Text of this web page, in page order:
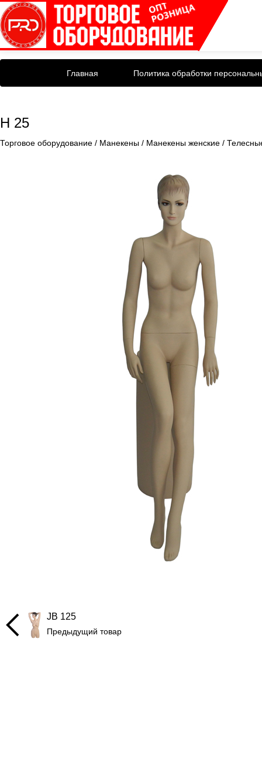
Главная Политика обработки
H 25
Торговое оборудование / Манекены / Манекены женские /
JB 125
Предыдущий товар